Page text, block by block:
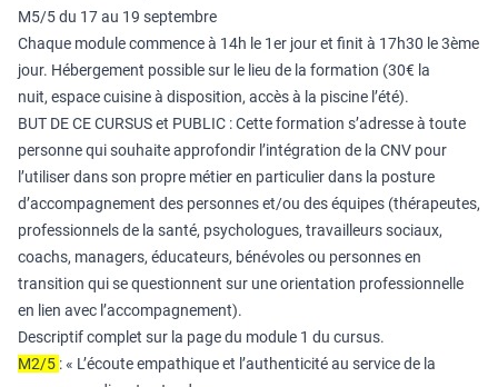
M5/5 du 17 au 19 septembre
Chaque module commence à 14h le 1er jour et finit à 17h30 le 3ème
jour. Hébergement possible sur le lieu de la formation (30€ la
nuit, espace cuisine à disposition, accès à la piscine l’été).
BUT DE CE CURSUS et PUBLIC : Cette formation s’adresse à toute
personne qui souhaite approfondir l’intégration de la CNV pour
l’utiliser dans son propre métier en particulier dans la posture
d’accompagnement des personnes et/ou des équipes (thérapeutes,
professionnels de la santé, psychologues, travailleurs sociaux,
coachs, managers, éducateurs, bénévoles ou personnes en
transition qui se questionnent sur une orientation professionnelle
en lien avec l’accompagnement).
Descriptif complet sur la page du module 1 du cursus.
M2/5 : « L’écoute empathique et l’authenticité au service de la